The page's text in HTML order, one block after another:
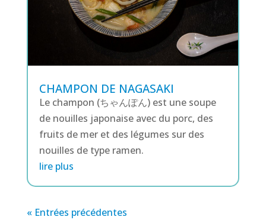
CHAMPON DE NAGASAKI
Le champon (ちゃんぽん) est une soupe
de nouilles japonaise avec du porc, des
fruits de mer et des légumes sur des
nouilles de type ramen.
lire plus
« Entrées précédentes